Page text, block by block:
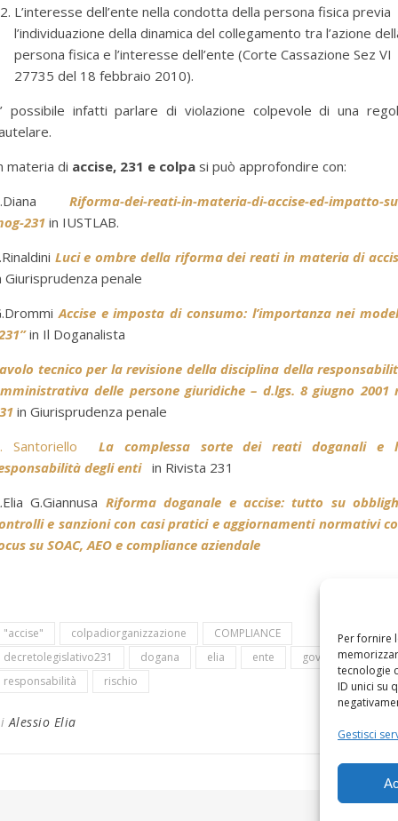
Per fornire
tecnologie
ID unici su
Gestisci
L’interesse dell’ente nella condotta della persona fisica previa
l’individuazione della dinamica del collegamento tra l’azione
persona fisica e l’interesse dell’ente (Corte Cassazione Sez VI
27735 del 18 febbraio 2010).
possibile infatti parlare di violazione colpevole di una
materia di accise, 231 e colpa si può approfondire con:
Riforma-dei-reati-in-materia-di-accise-ed-impatto-
231 in IUSTLAB.
Luci e ombre della riforma dei reati in materia di
Giurisprudenza penale
Accise e imposta di consumo: l’importanza nei
in Il Doganalista
tecnico per la revisione della disciplina della
delle persone giuridiche – d.lgs. 8 giugno 2001
in Giurisprudenza penale
Santoriello La complessa sorte dei reati doganali e
degli entiin Rivista 231
G.Giannusa Riforma doganale e accise: tutto su
e sanzioni con casi pratici e aggiornamenti normativi
su SOAC, AEO e compliance aziendale
"accise" colpadiorganizzazione
COMPLIANCE
decretolegislativo231
dogana elia ente
governance
responsabilità
rischio
Alessio Elia